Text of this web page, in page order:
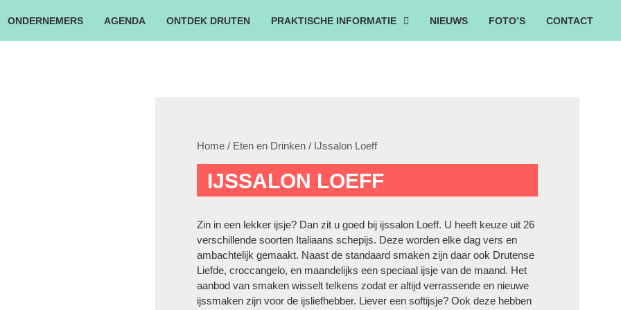
ONDERNEMERS AGENDA ONTDEK DRUTEN PRAKTISCHE INFORMATIE NIEUWS FOTO’S CONTACT
Home / Eten en Drinken / IJssalon Loeff
IJSSALON LOEFF
Zin in een lekker ijsje? Dan zit u goed bij ijssalon Loeff. U heeft keuze uit 26
verschillende soorten Italiaans schepijs. Deze worden elke dag vers en
ambachtelijk gemaakt. Naast de standaard smaken zijn daar ook Drutense
Liefde, croccangelo, en maandelijks een speciaal ijsje van de maand. Het
aanbod van smaken wisselt telkens zodat er altijd verrassende en nieuwe
ijssmaken zijn voor de ijsliefhebber. Liever een softijsje? Ook deze hebben